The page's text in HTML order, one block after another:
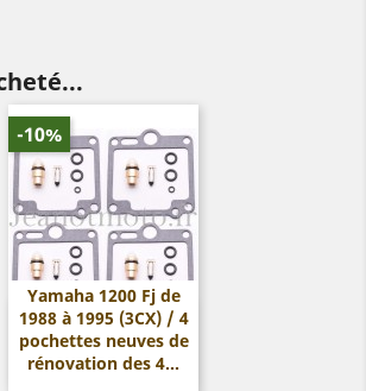
Yamaha 1200 Fj de
1988 à 1995 (3CX) / 4
pochettes neuves de
rénovation des 4...
-10%
 Aperçu rapide